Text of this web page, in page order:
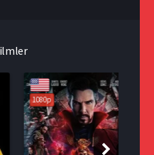
1080p